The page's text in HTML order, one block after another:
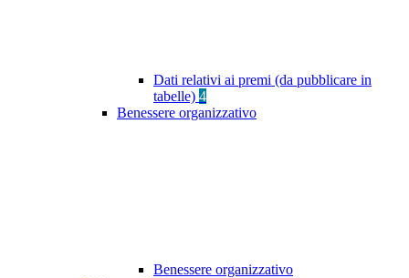
Dati relativi ai premi (da pubblicare in
tabelle) 4
Benessere organizzativo
Benessere organizzativo